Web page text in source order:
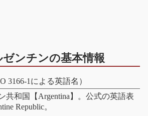
ゼンチンの基本情報
3166-1による英語名）
共和国【Argentina】。公式の英語表
Republic。